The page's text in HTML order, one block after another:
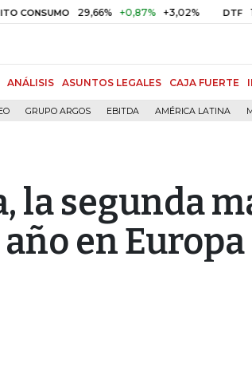
29,66% +0,87% +3,02% DTF 10,34%
ANÁLISIS ASUNTOS LEGALES CAJA FUERTE
GRUPO ARGOS EBITDA AMÉRICA LATINA
la segunda
en Europa